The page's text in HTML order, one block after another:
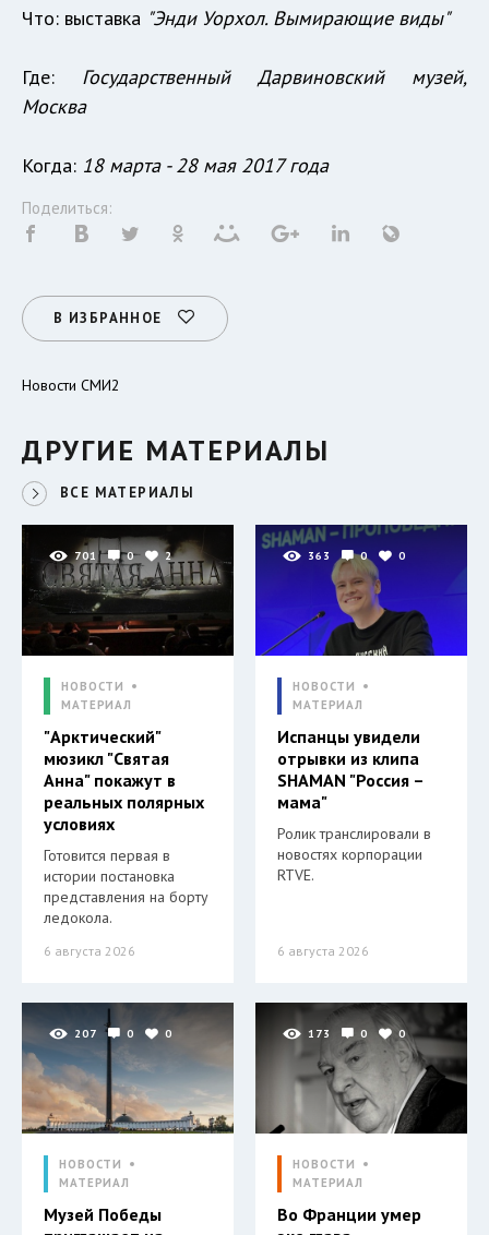
Что: выставка "Энди Уорхол. Вымирающие виды"
Где: Государственный Дарвиновский музей,
Москва
Когда: 18 марта - 28 мая 2017 года
Поделиться:
В ИЗБРАННОЕ
Новости СМИ2
ДРУГИЕ МАТЕРИАЛЫ
ВСЕ МАТЕРИАЛЫ
701 0 2
НОВОСТИ
МАТЕРИАЛ
"Арктический"
мюзикл "Святая
Анна" покажут в
реальных полярных
условиях
Готовится первая в
истории постановка
представления на борту
ледокола.
6 августа 2026
363 0 0
НОВОСТИ
МАТЕРИАЛ
Испанцы увидели
отрывки из клипа
SHAMAN "Россия –
мама"
Ролик транслировали в
новостях корпорации
RTVE.
6 августа 2026
207 0 0
НОВОСТИ
МАТЕРИАЛ
Музей Победы
173 0 0
НОВОСТИ
МАТЕРИАЛ
Во Франции умер